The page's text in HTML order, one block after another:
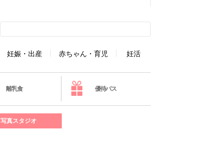
妊娠・出産 赤ちゃん・育児 妊活
離乳食 優待パス
写真スタジオ